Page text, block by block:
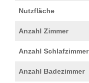
Nutzfläche
Anzahl Zimmer
Anzahl Schlafzimmer
Anzahl Badezimmer